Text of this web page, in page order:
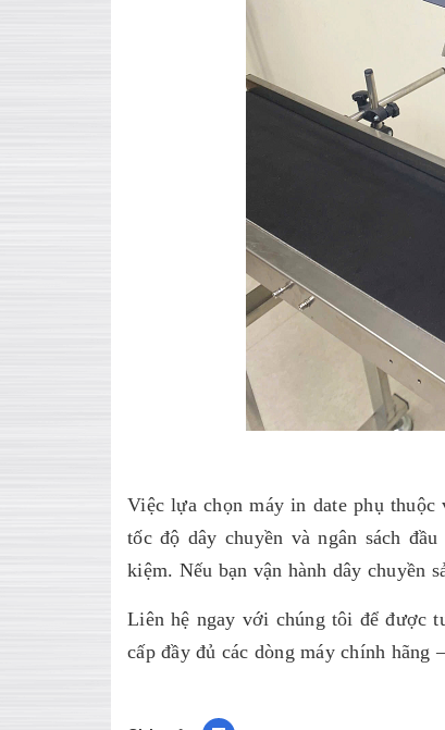
Việc lựa chọn máy in date phụ
tốc độ dây chuyền và ngân sách
kiệm. Nếu bạn vận hành dây chuyền
Liên hệ ngay với chúng tôi để được
cấp đầy đủ các dòng máy chính hãng